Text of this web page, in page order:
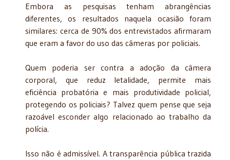
Embora as pesquisas tenham abrangências
diferentes, os resultados naquela ocasião foram
similares: cerca de 90% dos entrevistados afirmaram
que eram a favor do uso das câmeras por policiais.
Quem poderia ser contra a adoção da câmera
corporal, que reduz letalidade, permite mais
eficiência probatória e mais produtividade policial,
protegendo os policiais? Talvez quem pense que seja
razoável esconder algo relacionado ao trabalho da
polícia.
Isso não é admissível. A transparência pública trazida